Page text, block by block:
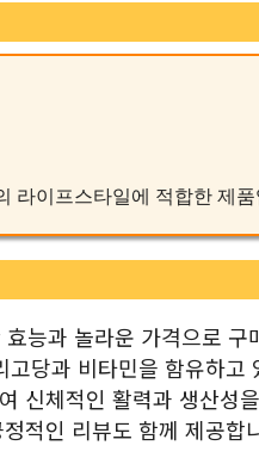
라이프스타일에 적합한 제
능과 놀라운 가격으로
당과 비타민을 함유하
신체적인 활력과 생산성
적인 리뷰도 함께 제공합